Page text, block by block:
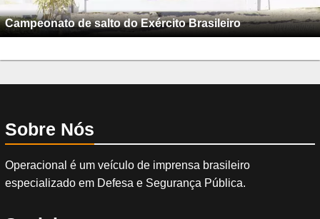
Campeonato de salto do Exército Brasileiro
Sobre Nós
Operacional é um veículo de imprensa brasileiro
especializado em Defesa e Segurança Pública.